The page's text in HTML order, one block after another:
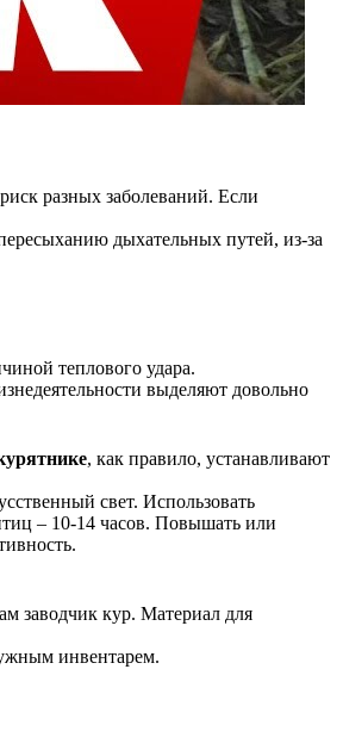
разных заболеваний. Если
дыхательных путей, из-за
теплового удара.
выделяют довольно
, как правило, устанавливают
свет. Использовать
– 10-14 часов. Повышать или
заводчик кур. Материал для
инвентарем.